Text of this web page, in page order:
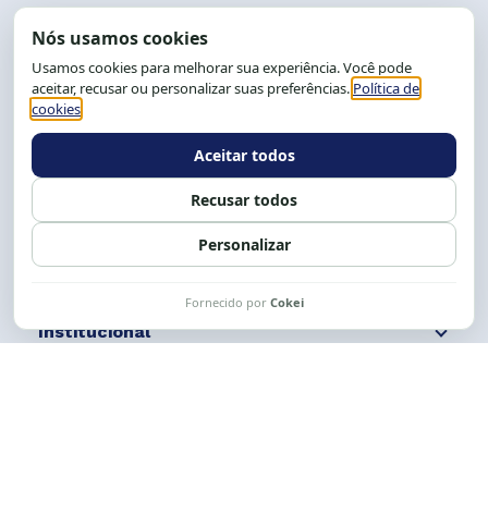
End.: R. da Graça, 150. Graça
CEP: 40.150-055
Salvador-BA, Brasil.
Tel.: (71) 2104-5457, Cel.: (71) 9 9239-2104 ou 2105
Expediente: 8h às 12h e 13 às 17h.
Siga nossas redes Fale conosco
Institucional